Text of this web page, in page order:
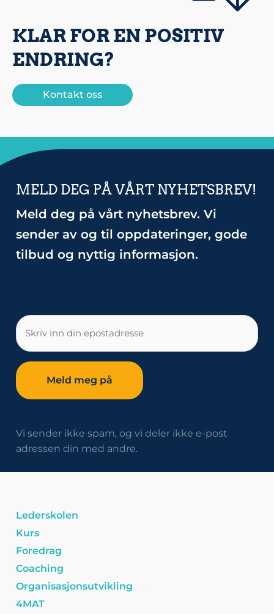
KLAR FOR EN POSITIV
ENDRING?
Kontakt oss
MELD DEG PÅ VÅRT NYHETSBREV!
Meld deg på vårt nyhetsbrev. Vi
sender av og til oppdateringer, gode
tilbud og nyttig informasjon.
E-
post
Vi sender ikke spam, og vi deler ikke e-post
adressen din med andre.
Lederskolen
Kurs
Foredrag
Coaching
Organisasjonsutvikling
4MAT